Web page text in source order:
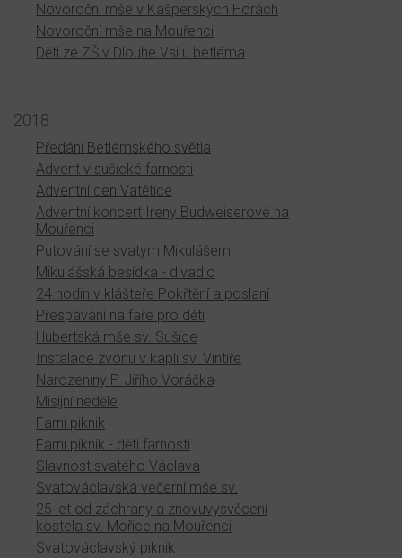
Novoroční mše v Kašperských Horách
Novoroční mše na Mouřenci
Děti ze ZŠ v Dlouhé Vsi u betléma
2018
Předání Betlémského světla
Advent v sušické farnosti
Adventní den Vatětice
Adventní koncert Ireny Budweiserové na
Mouřenci
Putování se svatým Mikulášem
Mikulášská besídka - divadlo
24 hodin v klášteře Pokřtění a poslaní
Přespávání na faře pro děti
Hubertská mše sv. Sušice
Instalace zvonu v kapli sv. Vintíře
Narozeniny P. Jiřího Voráčka
Misijní neděle
Farní piknik
Farní piknik - děti farnosti
Slavnost svatého Václava
Svatováclavská večerní mše sv.
25 let od záchrany a znovuvysvěcení
kostela sv. Mořice na Mouřenci
Svatováclavský piknik